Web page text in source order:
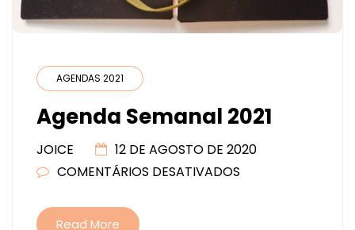
AGENDAS 2021
Agenda Semanal 2021
JOICE
12 DE AGOSTO DE 2020
COMENTÁRIOS DESATIVADOS
Read More